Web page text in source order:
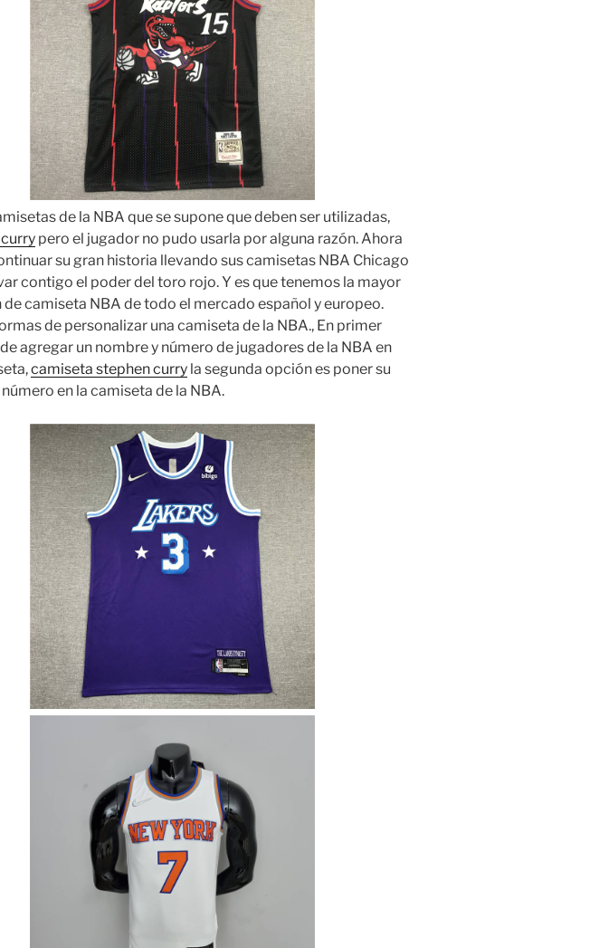
de la NBA que se supone que deben ser utilizadas,
pero el jugador no pudo usarla por alguna razón. Ahora
su gran historia llevando sus camisetas NBA Chicago
contigo el poder del toro rojo. Y es que tenemos la mayor
camiseta NBA de todo el mercado español y europeo.
de personalizar una camiseta de la NBA., En primer
agregar un nombre y número de jugadores de la NBA en
camiseta stephen curryla segunda opción es poner su
en la camiseta de la NBA.